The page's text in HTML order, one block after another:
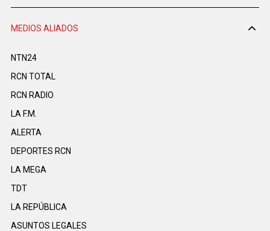
MEDIOS ALIADOS
NTN24
RCN TOTAL
RCN RADIO
LA F.M.
ALERTA
DEPORTES RCN
LA MEGA
TDT
LA REPÚBLICA
ASUNTOS LEGALES